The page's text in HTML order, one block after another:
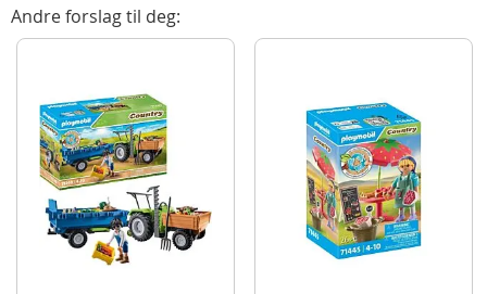
Playmobil figur - Ung gjeter
Kurv med ull
Gjerde
Andre tilbehør
Detaljer:
Antall deler: 22
Alder: fra 4 år
Andre forslag til deg: